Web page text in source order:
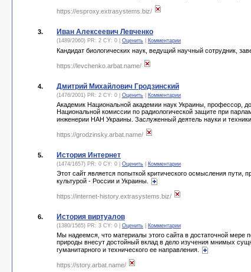
https://esproxy.extrasystems.biz/
3. Иван Алексеевич Левченко
(1489/2060) PR: 2 CY: 0 | Оценить Комментарии
Кандидат биологических наук, ведущий научный сотрудник,
https://levchenko.arbat.name/
4. Дмитрий Михайлович Гродзинский
(1476/2001) PR: 2 CY: 0 | Оценить Комментарии
Академик Национальной академии наук Украины, профессор,
Национальной комиссии по радиологической защите при
инженерии НАН Украины. Заслуженный деятель науки и
https://grodzinsky.arbat.name/
5. История Интернет
(1474/1657) PR: 0 CY: 0 | Оценить Комментарии
Этот сайт является попыткой критического осмысления пути,
культурой - России и Украины.
https://internet-history.extrasystems.biz/
6. История виртуалов
(1380/1565) PR: 3 CY: 0 | Оценить Комментарии
Мы надеемся, что материалы этого сайта в достаточной мере
природы внесут достойный вклад в дело изучения мнимых
гуманитарного и технического ее направления.
https://story.arbat.name/